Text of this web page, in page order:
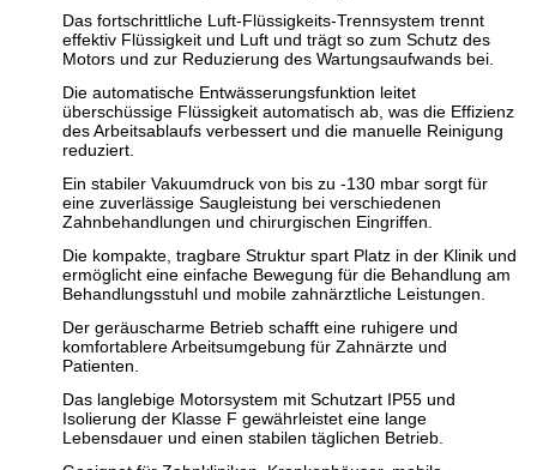
Das fortschrittliche Luft-Flüssigkeits-Trennsystem trennt
effektiv Flüssigkeit und Luft und trägt so zum Schutz des
Motors und zur Reduzierung des Wartungsaufwands bei.
Die automatische Entwässerungsfunktion leitet
überschüssige Flüssigkeit automatisch ab, was die Effizienz
des Arbeitsablaufs verbessert und die manuelle Reinigung
reduziert.
Ein stabiler Vakuumdruck von bis zu -130 mbar sorgt für
eine zuverlässige Saugleistung bei verschiedenen
Zahnbehandlungen und chirurgischen Eingriffen.
Die kompakte, tragbare Struktur spart Platz in der Klinik und
ermöglicht eine einfache Bewegung für die Behandlung am
Behandlungsstuhl und mobile zahnärztliche Leistungen.
Der geräuscharme Betrieb schafft eine ruhigere und
komfortablere Arbeitsumgebung für Zahnärzte und
Patienten.
Das langlebige Motorsystem mit Schutzart IP55 und
Isolierung der Klasse F gewährleistet eine lange
Lebensdauer und einen stabilen täglichen Betrieb.